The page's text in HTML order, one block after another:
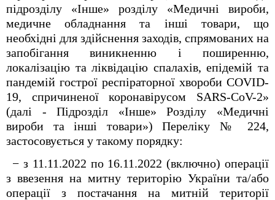
підрозділу «Інше» розділу «Медичні вироби,
медичне обладнання та інші товари, що
необхідні для здійснення заходів, спрямованих на
запобігання виникненню і поширенню,
локалізацію та ліквідацію спалахів, епідемій та
пандемій гострої респіраторної хвороби COVID-
19, спричиненої коронавірусом SARS-CoV-2»
(далі - Підрозділ «Інше» Розділу «Медичні
вироби та інші товари») Переліку № 224,
застосовується у такому порядку:
− з 11.11.2022 по 16.11.2022 (включно) операції
з ввезення на митну територію України та/або
операції з постачання на митній території